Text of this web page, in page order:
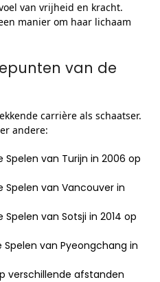
van vrijheid en kracht.
manier om haar lichaam
van de
carrière als schaatser.
andere:
van Turijn in 2006 op
van Vancouver in
van Sotsji in 2014 op
van Pyeongchang in
verschillende afstanden